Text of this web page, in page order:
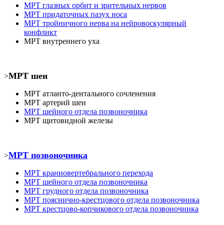
МРТ глазных орбит и зрительных нервов
МРТ придаточных пазух носа
МРТ тройничного нерва на нейровоскулярный
конфликт
МРТ внутреннего уха
>МРТ шеи
МРТ атланто-дентального сочленения
МРТ артерий шеи
МРТ шейного отдела позвоночника
МРТ щитовидной железы
>МРТ позвоночника
МРТ краниовертебрального перехода
МРТ шейного отдела позвоночника
МРТ грудного отдела позвоночника
МРТ пояснично-крестцового отдела позвоночника
МРТ крестцово-копчикового отдела позвоночника